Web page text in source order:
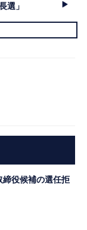
選」
締役候補の選任拒